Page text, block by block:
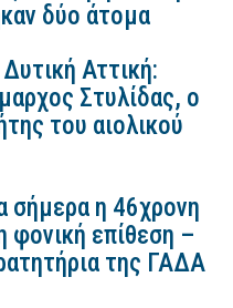
δύο άτομα
Αττική:
Στυλίδας, ο
του αιολικού
σήμερα η 46χρονη
φονική επίθεση –
της ΓΑΔΑ